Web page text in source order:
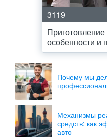
3119
особенности и
Почему мы
Механизмы
средств: как
авто